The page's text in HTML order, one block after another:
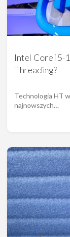
Intel Core i5-
Threading?
Technologia HT
najnowszych…